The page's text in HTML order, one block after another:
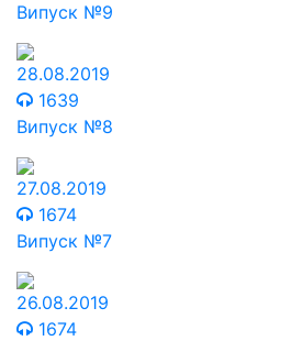
Випуск №9
28.08.2019
1639
Випуск №8
27.08.2019
1674
Випуск №7
26.08.2019
1674